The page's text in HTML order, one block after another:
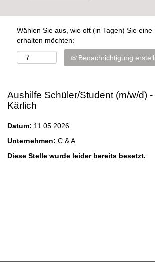
Wählen Sie aus, wie oft (in Tagen) Sie eine
erhalten möchten:
Benachrichtigung
Aushilfe Schüler/Student (m/w/d)
Kärlich
Datum: 11.05.2026
Unternehmen: C & A
Diese Stelle wurde leider bereits besetzt.